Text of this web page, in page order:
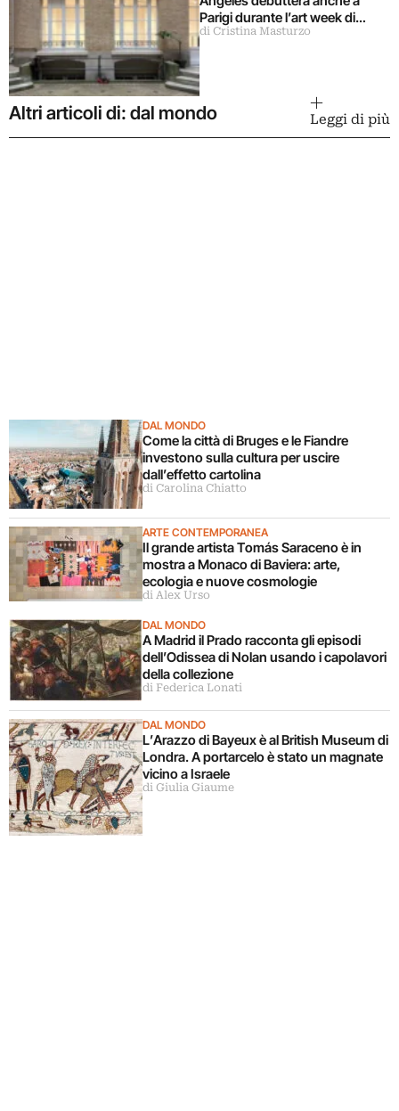
Parigi durante l’art week di
ottobre 2026
di Cristina Masturzo
Altri articoli di: dal mondo Leggi di più
DAL MONDO
Come la città di Bruges e le Fiandre
investono sulla cultura per uscire
dall’effetto cartolina
di Carolina Chiatto
ARTE CONTEMPORANEA
Il grande artista Tomás Saraceno è in
mostra a Monaco di Baviera: arte,
ecologia e nuove cosmologie
di Alex Urso
DAL MONDO
A Madrid il Prado racconta gli episodi
dell’Odissea di Nolan usando i capolavori
della collezione
di Federica Lonati
DAL MONDO
L’Arazzo di Bayeux è al British Museum di
Londra. A portarcelo è stato un magnate
vicino a Israele
di Giulia Giaume